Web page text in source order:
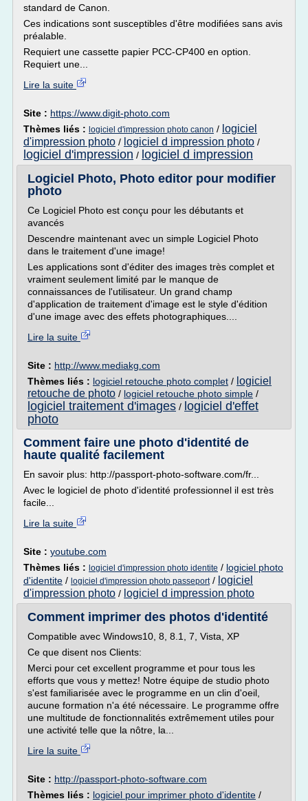
standard de Canon.
Ces indications sont susceptibles d'être modifiées sans avis
préalable.
Requiert une cassette papier PCC-CP400 en option.
Requiert une...
Lire la suite
Site : https://www.digit-photo.com
Thèmes liés : logiciel d'impression photo canon / logiciel
d'impression photo / logiciel d impression photo /
logiciel d'impression / logiciel d impression
Logiciel Photo, Photo editor pour modifier
photo
Ce Logiciel Photo est conçu pour les débutants et
avancés
Descendre maintenant avec un simple Logiciel Photo
dans le traitement d'une image!
Les applications sont d'éditer des images très complet et
vraiment seulement limité par le manque de
connaissances de l'utilisateur. Un grand champ
d'application de traitement d'image est le style d'édition
d'une image avec des effets photographiques....
Lire la suite
Site : http://www.mediakg.com
Thèmes liés : logiciel retouche photo complet / logiciel
retouche de photo / logiciel retouche photo simple /
logiciel traitement d'images / logiciel d'effet
photo
Comment faire une photo d'identité de
haute qualité facilement
En savoir plus: http://passport-photo-software.com/fr...
Avec le logiciel de photo d'identité professionnel il est très
facile...
Lire la suite
Site : youtube.com
Thèmes liés : logiciel d'impression photo identite / logiciel photo
d'identite / logiciel d'impression photo passeport/ logiciel
d'impression photo / logiciel d impression photo
Comment imprimer des photos d'identité
Compatible avec Windows10, 8, 8.1, 7, Vista, XP
Ce que disent nos Clients:
Merci pour cet excellent programme et pour tous les
efforts que vous y mettez! Notre équipe de studio photo
s'est familiarisée avec le programme en un clin d'oeil,
aucune formation n'a été nécessaire. Le programme offre
une multitude de fonctionnalités extrêmement utiles pour
une activité telle que la nôtre, la...
Lire la suite
Site : http://passport-photo-software.com
Thèmes liés : logiciel pour imprimer photo d'identite /